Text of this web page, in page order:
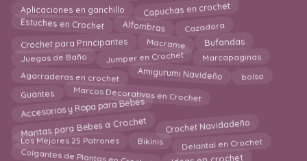
Aplicaciones en ganchillo Capuchas en crochet
Estuches en Crochet Alfombras Cazadora
Crochet para Principantes Macrame Bufandas
Juegos de Baño Jumper en Crochet Marcapaginas
Agarraderas en crochet Amigurumi Navideño bolso
Guantes Marcos Decorativos en Crochet
Accesorios y Ropa para Bebes
Mantas para Bebes a Crochet Crochet Navidadeño
Los Mejores 25 Patrones Bikinis Delantal en Crochet
Ideas en crochet